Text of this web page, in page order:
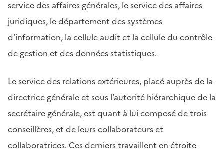
service des affaires générales, le service des affaires
juridiques, le département des systèmes
d’information, la cellule audit et la cellule du contrôle
de gestion et des données statistiques.
Le service des relations extérieures, placé auprès de la
directrice générale et sous l’autorité hiérarchique de la
secrétaire générale, est quant à lui composé de trois
conseillères, et de leurs collaborateurs et
collaboratrices. Ces derniers travaillent en étroite